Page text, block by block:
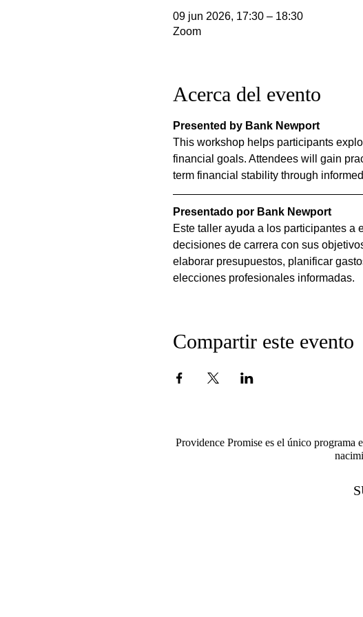
09 jun 2026, 17:30 – 18:30
Zoom
Acerca del evento
Presented by Bank Newport
This workshop helps participants
financial goals. Attendees will gain
term financial stability through
Presentado por Bank Newport
Este taller ayuda a los participantes a
decisiones de carrera con sus
elaborar presupuestos, planificar
elecciones profesionales informadas.
Compartir este evento
Providence Promise es el único programa